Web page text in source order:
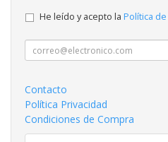
He leído y acepto la Política
Contacto
Política Privacidad
Condiciones de Compra